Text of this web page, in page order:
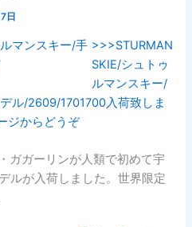
日
>>>STURMAN
SKIE/シュトゥ
ルマンスキー/
ル/2609/1701700入荷致しま
ジからどうぞ
ガガーリンが人類で初めて宇
ルが入荷しました。世界限定